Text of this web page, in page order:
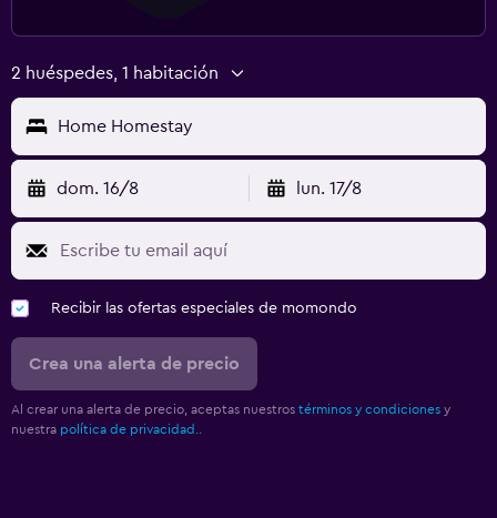
2 huéspedes, 1 habitación
Home Homestay
dom. 16/8 lun. 17/8
Recibir las ofertas especiales de momondo
Crea una alerta de precio
Al crear una alerta de precio, aceptas nuestros términos y condiciones y
nuestra política de privacidad.